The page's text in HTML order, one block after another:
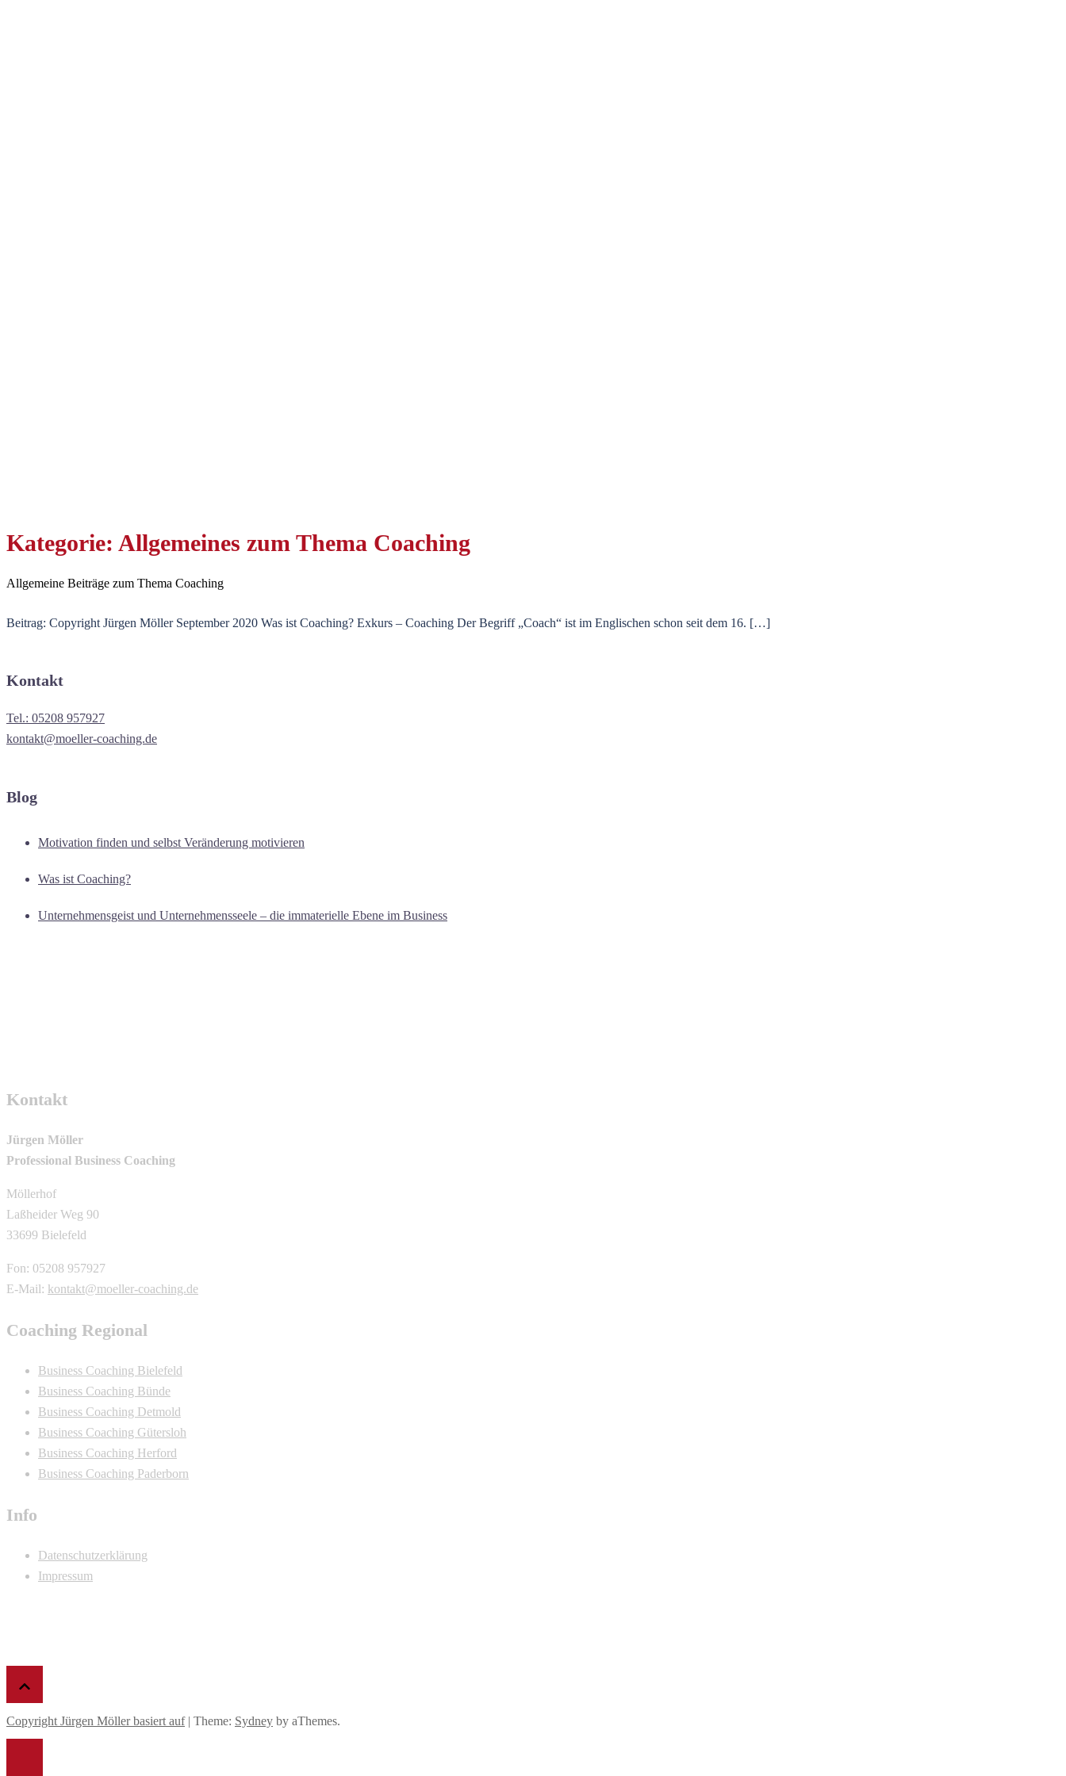
Kategorie: Allgemeines zum Thema Coaching
Allgemeine Beiträge zum Thema Coaching
Beitrag: Copyright Jürgen Möller September 2020 Was ist Coaching? Exkurs – Coaching Der Begriff „Coach“ ist im Englischen schon seit dem 16. […]
Kontakt
Tel.: 05208 957927
kontakt@moeller-coaching.de
Blog
Motivation finden und selbst Veränderung motivieren
Was ist Coaching?
Unternehmensgeist und Unternehmensseele – die immaterielle Ebene im Business
Kontakt
Jürgen Möller
Professional Business Coaching
Möllerhof
Laßheider Weg 90
33699 Bielefeld
Fon: 05208 957927
E-Mail: kontakt@moeller-coaching.de
Coaching Regional
Business Coaching Bielefeld
Business Coaching Bünde
Business Coaching Detmold
Business Coaching Gütersloh
Business Coaching Herford
Business Coaching Paderborn
Info
Datenschutzerklärung
Impressum
Copyright Jürgen Möller basiert auf | Theme: Sydney by aThemes.